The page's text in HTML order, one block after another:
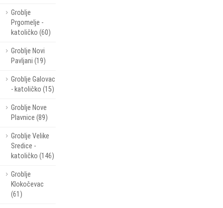
Groblje
Prgomelje -
katoličko (60)
Groblje Novi
Pavljani (19)
Groblje Galovac
- katoličko (15)
Groblje Nove
Plavnice (89)
Groblje Velike
Sredice -
katoličko (146)
Groblje
Klokočevac
(61)